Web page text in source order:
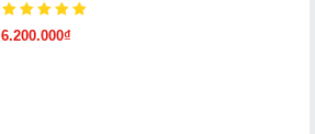
6.200.000₫